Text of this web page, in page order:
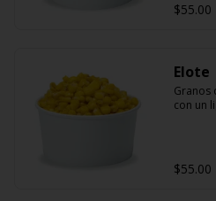
$55.00
Elote
Granos
con un
$55.00